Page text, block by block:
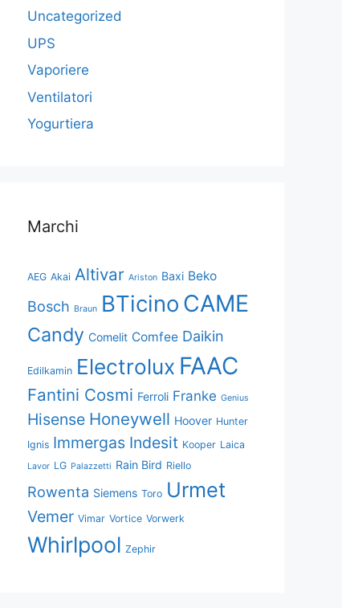
Uncategorized
UPS
Vaporiere
Ventilatori
Yogurtiera
Marchi
AEG Akai Altivar Ariston Baxi Beko
Bosch Braun BTicino CAME
Candy Comelit Comfee Daikin
Edilkamin Electrolux FAAC
Fantini Cosmi Ferroli Franke Genius
Hisense Honeywell Hoover Hunter
Ignis Immergas Indesit Kooper Laica
Lavor LG Palazzetti Rain Bird Riello
Rowenta Siemens Toro Urmet
Vemer Vimar Vortice Vorwerk
Whirlpool Zephir